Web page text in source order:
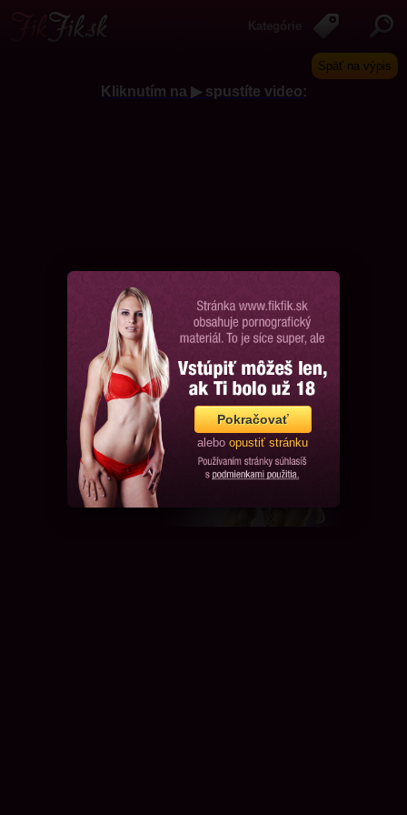
Späť na výpis
Kliknutím na ▶ spustíte video:
Chcem ďalšie videá, prosím
Pokračovať
alebo opustiť stránku